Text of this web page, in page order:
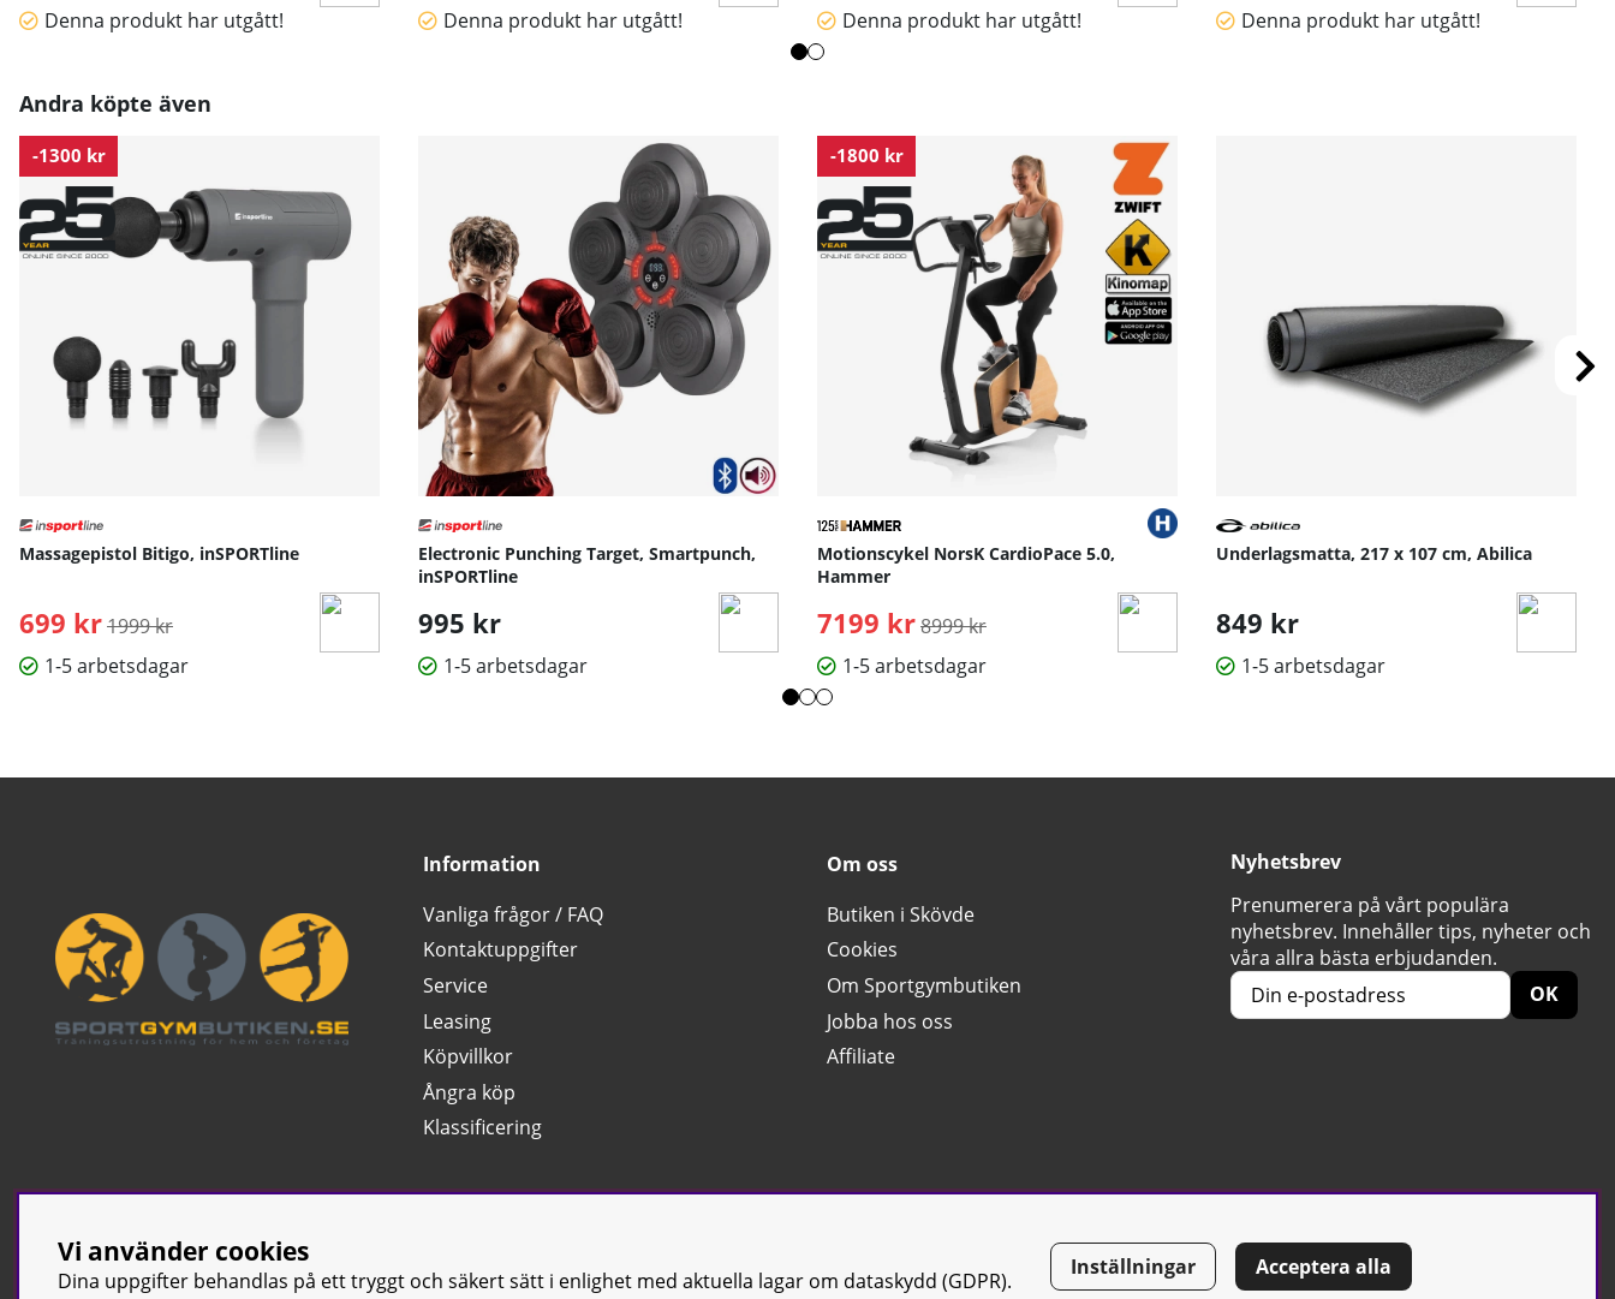
Denna produkt har utgått! Denna produkt har utgått! Denna produkt har utgått! Denna produkt har utgått!
Andra köpte även
-1300 kr
Massagepistol Bitigo, inSPORTline
699 kr Ordinarie pris:
1999 kr
1-5 arbetsdagar
Electronic Punching Target, Smartpunch,
inSPORTline
995 kr
1-5 arbetsdagar
-1800 kr
Motionscykel NorsK CardioPace 5.0,
Hammer
7199 kr Ordinarie pris:
8999 kr
1-5 arbetsdagar
Underlagsmatta, 217 x 107 cm, Abilica
849 kr
1-5 arbetsdagar
Information
Vanliga frågor / FAQ
Kontaktuppgifter
Service
Leasing
Köpvillkor
Ångra köp
Klassificering
Om oss
Butiken i Skövde
Cookies
Om Sportgymbutiken
Jobba hos oss
Affiliate
Nyhetsbrev
Prenumerera på vårt populära
nyhetsbrev. Innehåller tips, nyheter och
våra allra bästa erbjudanden.
OK
© Sport & Gym Butiken JTC AB |Kontakta oss| All rights reserved | Org.nr: 556668-7058 | Tel: 0500-42 87 00
Vi använder cookies
Dina uppgifter behandlas på ett tryggt och säkert sätt i enlighet med aktuella lagar om dataskydd (GDPR).
Inställningar Acceptera alla